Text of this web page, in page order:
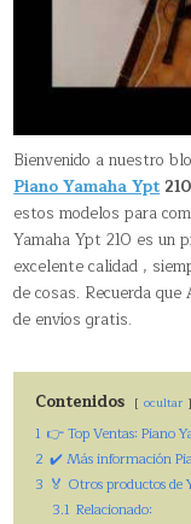
Bienvenido a nuestro
Piano Yamaha Ypt210
estos modelos para
Yamaha Ypt 210 es un
excelente calidad ,
de cosas. Recuerda
de envíos gratis.
Contenidos ocultar
1 👉 Top Ventas: Piano
2 ✔️ Más información
3 🏅 Otros productos de
3.1 Relacionado: